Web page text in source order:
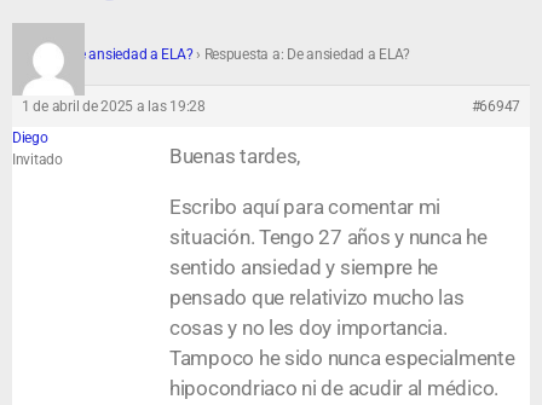
Foro › De ansiedad a ELA?› Respuesta a: De ansiedad a ELA?
1 de abril de 2025 a las 19:28
#66947
Diego
Invitado
Buenas tardes,
Escribo aquí para comentar mi
situación. Tengo 27 años y nunca he
sentido ansiedad y siempre he
pensado que relativizo mucho las
cosas y no les doy importancia.
Tampoco he sido nunca especialmente
hipocondriaco ni de acudir al médico.